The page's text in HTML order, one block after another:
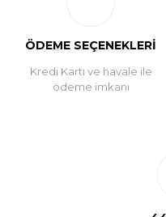
ÖDEME SEÇENEKLERİ
Kredi Kartı ve havale ile
ödeme imkanı